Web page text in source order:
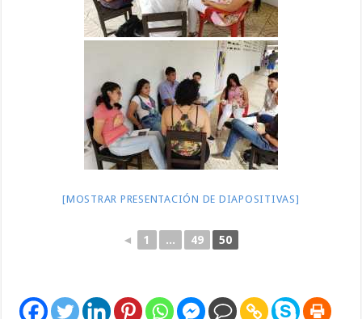
[MOSTRAR PRESENTACIÓN DE DIAPOSITIVAS]
◄ 1 ... 49 50